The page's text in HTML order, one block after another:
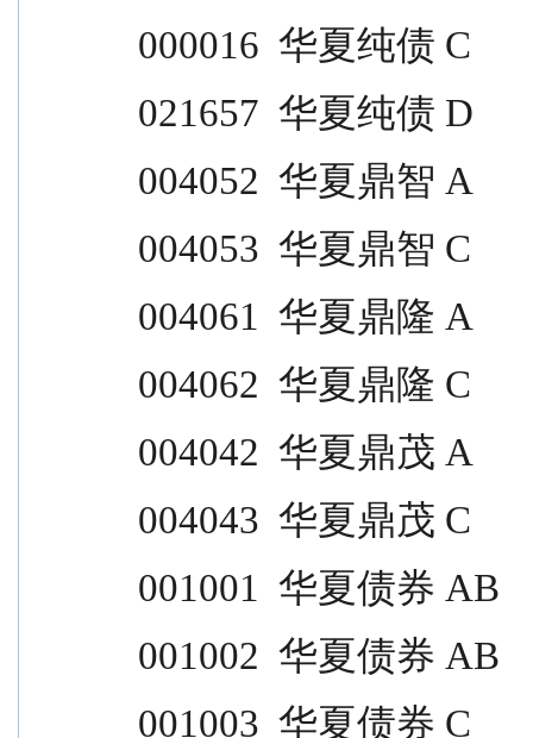
000016  华夏纯债 C
021657  华夏纯债 D
004052  华夏鼎智 A
004053  华夏鼎智 C
004061  华夏鼎隆 A
004062  华夏鼎隆 C
004042  华夏鼎茂 A
004043  华夏鼎茂 C
001001  华夏债券 AB
001002  华夏债券 AB
001003  华夏债券 C